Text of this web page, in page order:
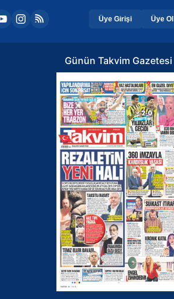
Üye Girişi Üye Ol
Günün Takvim Gazetesi